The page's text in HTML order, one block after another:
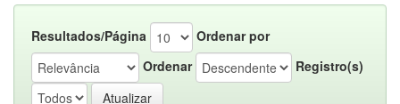
Resultados/Página
Ordenar por
Ordenar
Registro(s)